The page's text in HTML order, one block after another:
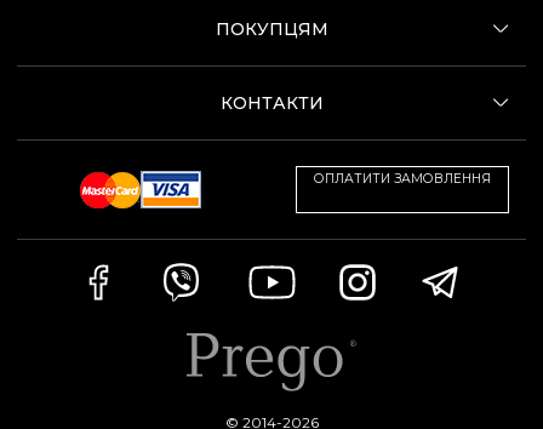
ПОКУПЦЯМ
КОНТАКТИ
ОПЛАТИТИ ЗАМОВЛЕННЯ
© 2014-2026